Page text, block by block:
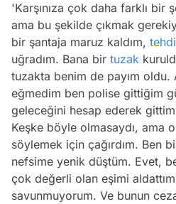
'Karşınıza çok daha farklı bir
ama bu şekilde çıkmak
bir şantaja maruz kaldım,
uğradım. Bana bir tuzak
tuzakta benim de payım oldu.
eğmedim ben polise gittiğim
geleceğini hesap ederek
Keşke böyle olmasaydı, ama
söylemek için çağırdım. Ben
nefsime yenik düştüm. Evet,
çok değerli olan eşimi
savunmuyorum. Ve bunun